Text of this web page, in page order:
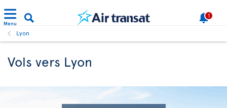
Menu
1
Lyon
Vols vers Lyon